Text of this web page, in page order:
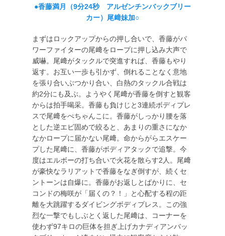
●香藤満月（9分24秒 アルゼンチンバックブリー
カー）尾﨑妹加○
まずはロックアップからの押し合いで、香藤がパ
ワーファイターの尾﨑をロープに押し込み大声で
威嚇。尾﨑がタックルで突進すれば、香藤もやり
返す。お互い一歩も引かず、倒れることなく意地
を張り合いぶつかり合い、白熱のタックル合戦は
約2分にも及ぶ。ようやく尾﨑が香藤を倒すと観客
からは拍手喝采。香藤も負けじと3連続ボディプレ
スで尾﨑をぺちゃんこに。香藤がしっかり腰を落
とした逆エビ固めで絞ると、あまりの重さになか
なかロープに届かない尾﨑。命からがらエスケー
プした尾﨑に、香藤がボディアタックで追撃。今
度はエルボーの打ち合いで火花を散らす2人。尾﨑
が豪快なラリアットで香藤をなぎ倒すが、続くセ
ントーンは自爆に。香藤がお返しとばかりに、セ
コンドの梅咲が「届くの？！」と心配する程の距
離を大跳躍するダイビングボディプレス。この強
烈な一撃でもしぶとく返した尾﨑は、コーナーを
使わず97キロの巨体を担ぎ上げカナディアンバッ